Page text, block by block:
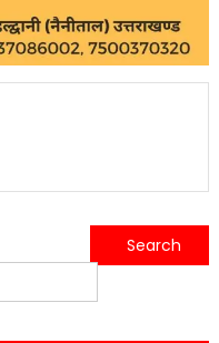
यहाँ ट्रेन से कट कर मजदूर की दर्दनाक मौत……